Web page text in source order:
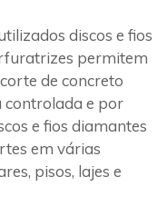
discos e fios
permitem
de concreto
controlada e por
e fios diamantes
em várias
pisos, lajes e